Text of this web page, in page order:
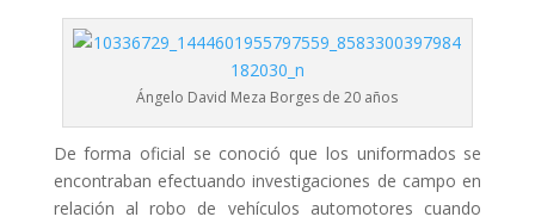
Ángelo David Meza Borges de 20 años
De forma oficial se conoció que los uniformados se
encontraban efectuando investigaciones de campo en
relación al robo de vehículos automotores cuando